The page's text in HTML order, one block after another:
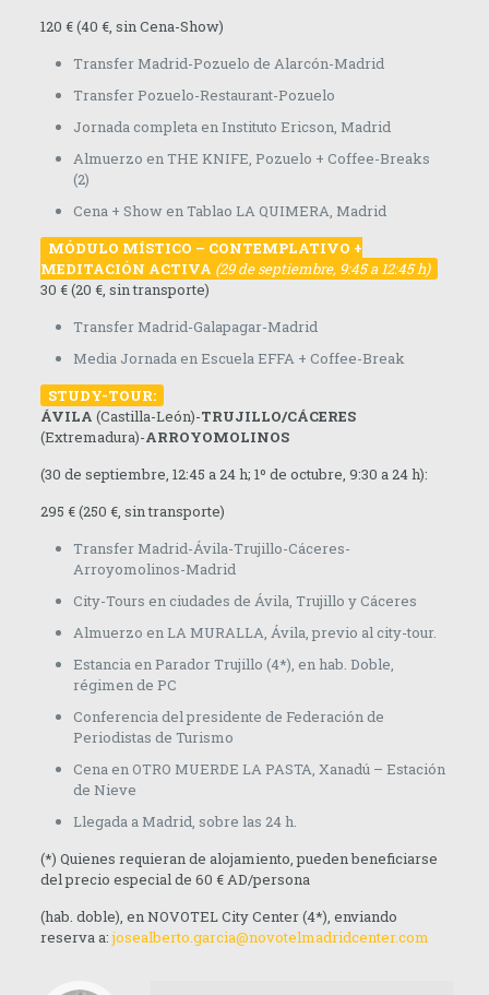
120 € (40 €, sin Cena-Show)
Transfer Madrid-Pozuelo de Alarcón-Madrid
Transfer Pozuelo-Restaurant-Pozuelo
Jornada completa en Instituto Ericson, Madrid
Almuerzo en THE KNIFE, Pozuelo + Coffee-Breaks
(2)
Cena + Show en Tablao LA QUIMERA, Madrid
MÓDULO MÍSTICO – CONTEMPLATIVO +
MEDITACIÓN ACTIVA (29 de septiembre, 9:45 a 12:45 h)
30 € (20 €, sin transporte)
Transfer Madrid-Galapagar-Madrid
Media Jornada en Escuela EFFA + Coffee-Break
STUDY-TOUR:
ÁVILA (Castilla-León)-TRUJILLO/CÁCERES
(Extremadura)-ARROYOMOLINOS
(30 de septiembre, 12:45 a 24 h; 1º de octubre, 9:30 a 24 h):
295 € (250 €, sin transporte)
Transfer Madrid-Ávila-Trujillo-Cáceres-
Arroyomolinos-Madrid
City-Tours en ciudades de Ávila, Trujillo y Cáceres
Almuerzo en LA MURALLA, Ávila, previo al city-tour.
Estancia en Parador Trujillo (4*), en hab. Doble,
régimen de PC
Conferencia del presidente de Federación de
Periodistas de Turismo
Cena en OTRO MUERDE LA PASTA, Xanadú – Estación
de Nieve
Llegada a Madrid, sobre las 24 h.
(*) Quienes requieran de alojamiento, pueden beneficiarse
del precio especial de 60 € AD/persona
(hab. doble), en NOVOTEL City Center (4*), enviando
reserva a:josealberto.garcia@novotelmadridcenter.com